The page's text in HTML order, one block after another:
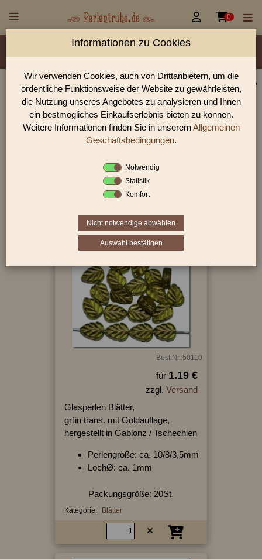
 0
Material/Glassorte Sorte/Form Farbe
Größen
Lochdurchmesser
Perlen Shop für gedrückte Perlen Blüten & Blätter
In unserem Perlen Shop finden sie zahlreich gedrückte Perlen
Blüten & Blätter und viele weiter Glasperlen.
Sie befinden sich in folgender Kategorie:
gedrückte Perlen|Blüten & Blätter
Best.Nr.:50110
für 1.19 €
zzgl. Versand
Glasperlen Blätter,
grün trans. mit Goldauflage,
hergestellt in Gablonz / Tschechien
Perlengröße: ca. 10/8/3,5mm
LochØ: ca. 1mm
Packungsgröße: 20St.
Kategorie: Blätter
Informationen zu Cookies
Wir verwenden Cookies, auch von Drittanbietern, um die
ordentliche Funktionsweise der Website zu gewährleisten,
die Nutzung unseres Angebotes zu analysieren und Ihnen
ein bestmögliches Einkaufserlebnis bieten zu können.
Weitere Informationen finden Sie in unserernAllgemeinen
Geschäftsbedingungen.
Notwendig
Statistik
Komfort
Nicht notwendige abwählen
Auswahl bestätigen